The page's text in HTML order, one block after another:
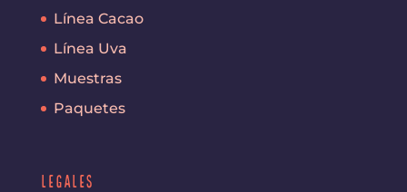
Línea Cacao
Línea Uva
Muestras
Paquetes
Legales